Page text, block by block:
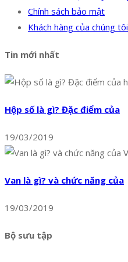
Chính sách bảo mật
Khách hàng của chúng tôi
Tin mới nhất
Hộp số là gì? Đặc điểm của
19/03/2019
Van là gì? và chức năng của
19/03/2019
Bộ sưu tập